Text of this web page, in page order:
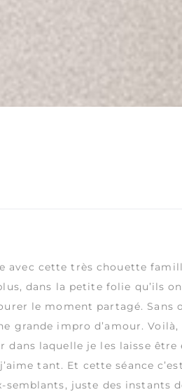
avec cette très chouette
dans la petite folie qu’ils
le moment partagé. Sans
grande impro d’amour.
laquelle je les laisse
tant. Et cette séance
juste des instants